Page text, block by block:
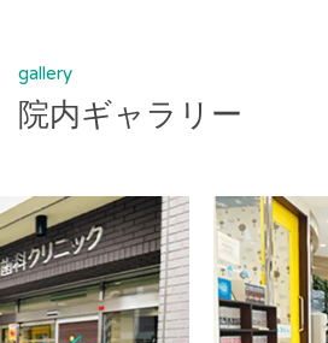
gallery
院内ギャラリー